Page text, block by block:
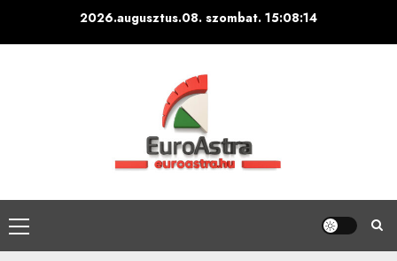
2026.augusztus.08. szombat. 15:08:15
Primary
Menu